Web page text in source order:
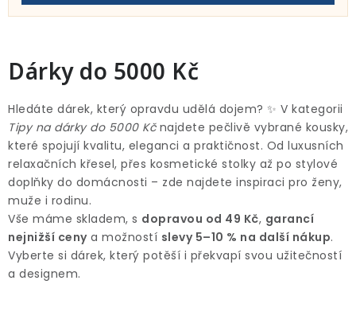
Testovací laboratoř
Kontakt
Dárky do 5000 Kč
Hledáte dárek, který opravdu udělá dojem? ✨ V kategorii
Tipy na dárky do 5000 Kčnajdete pečlivě vybrané kousky,
které spojují kvalitu, eleganci a praktičnost. Od luxusních
relaxačních křesel, přes kosmetické stolky až po stylové
doplňky do domácnosti – zde najdete inspiraci pro ženy,
muže i rodinu.
Vše máme skladem, s dopravou od 49 Kč, garancí
nejnižší cenya možností slevy 5–10 % na další nákup.
Vyberte si dárek, který potěší i překvapí svou užitečností
a designem.